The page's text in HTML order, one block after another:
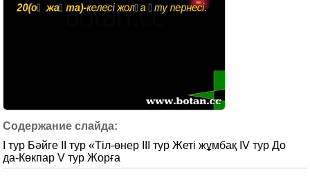
І тур Бәйге ІІ тур «Тіл-өнер ІІІ тур Жеті жұмбақ IV тур До
да-Көкпар V тур Жорға